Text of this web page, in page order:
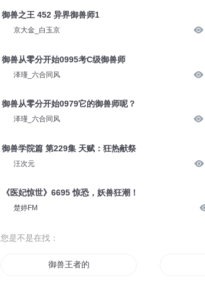
御兽之王 452 异界御兽师1
京大金_白玉京
御兽从零分开始0995考C级御兽师
泽瑾_六合同风
御兽从零分开始0979它的御兽师呢？
泽瑾_六合同风
御兽学院篇 第229集 天赋：狂热献祭
汪次元
《医妃惊世》6695 惊恐，妖兽狂潮！
楚婷FM
您是不是在找：
御兽王者的